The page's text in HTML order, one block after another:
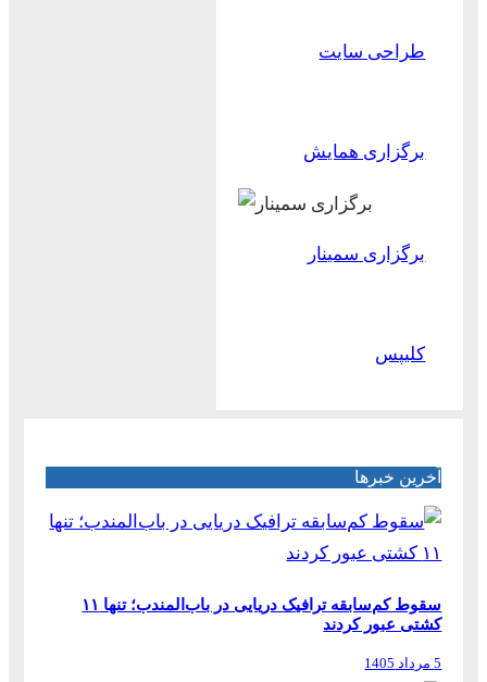
طراحی سایت
برگزاری همایش
برگزاری سمینار
کلیپس
آخرین خبرها
سقوط کم‌سابقه ترافیک دریایی در باب‌المندب؛ تنها ۱۱
کشتی عبور کردند
5 مرداد 1405